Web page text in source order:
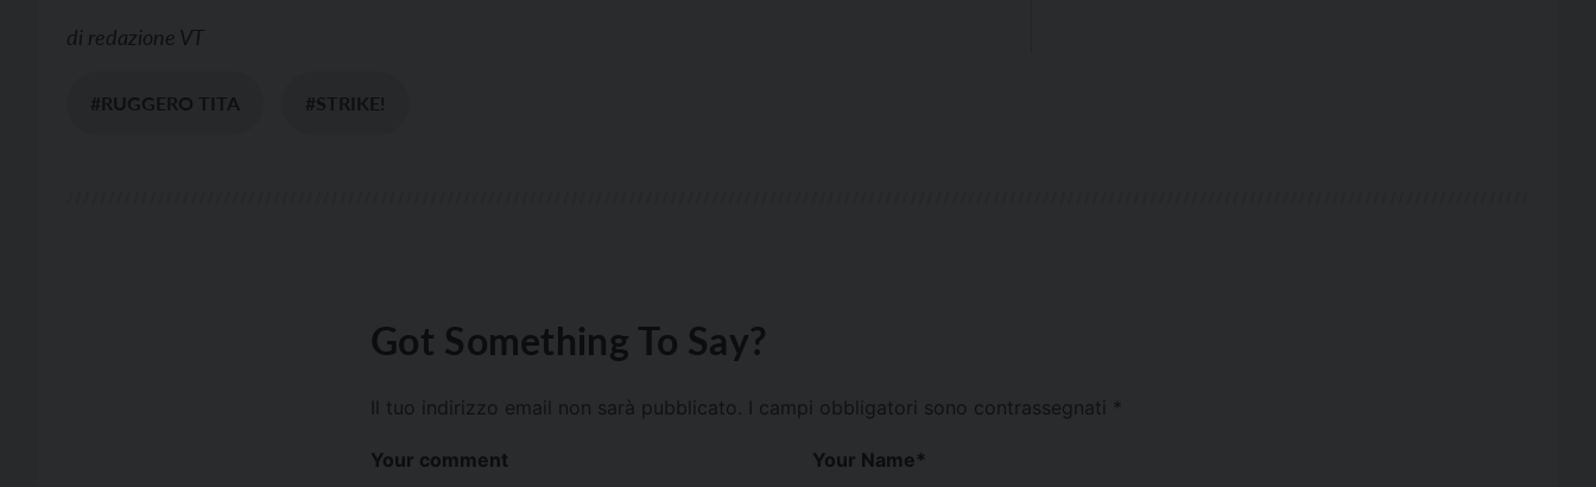
di redazione VT
#RUGGERO TITA #STRIKE!
Got Something To Say?
Il tuo indirizzo email non sarà pubblicato. I campi obbligatori sono contrassegnati *
Your comment Your Name*